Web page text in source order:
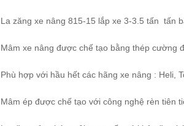
La zăng xe nâng 815-15 lắp xe 3-3.5 tấn tấn
Mâm xe nâng được chế tạo bằng thép cường
Phù hợp với hầu hết các hãng xe nâng : Heli,
Mâm ép được chế tạo với công nghệ rèn tiên